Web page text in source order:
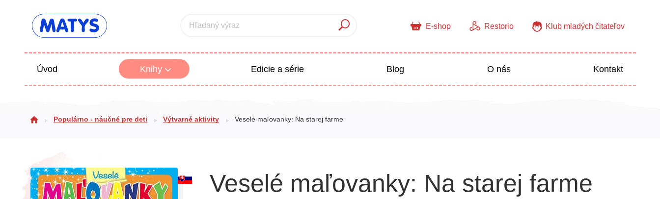
Hľadaný výraz E-shop Restorio Klub mladých čitateľov
Úvod Knihy
Všetky kategórie
Edicie a série Blog O nás Kontakt
Populárno - náučné pre deti Výtvarné aktivity Veselé maľovanky: Na starej farme
Veselé maľovanky: Na starej farme